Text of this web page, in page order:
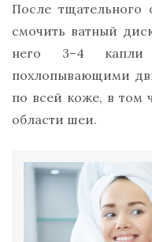
После
смочить ватный
него 3–4 капли
похлопывающими
по всей коже, в том
области шеи.